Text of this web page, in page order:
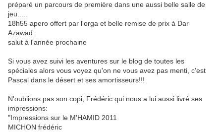
préparé un parcours de première dans une aussi belle salle de
jeu.....
18h55 apero offert par l'orga et belle remise de prix à Dar
Azawad
salut à l'année prochaine
Si vous avez suivi les aventures sur le blog de toutes les
spéciales alors vous voyez qu'on ne vous avez pas menti, c'est
Pascal dans le désert et ses amortisseurs!!!
N'oublions pas son copi, Frédéric qui nous a lui aussi livré ses
impressions:
"Impressions sur le M'HAMID 2011
MICHON frédéric